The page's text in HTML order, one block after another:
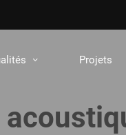
Projets